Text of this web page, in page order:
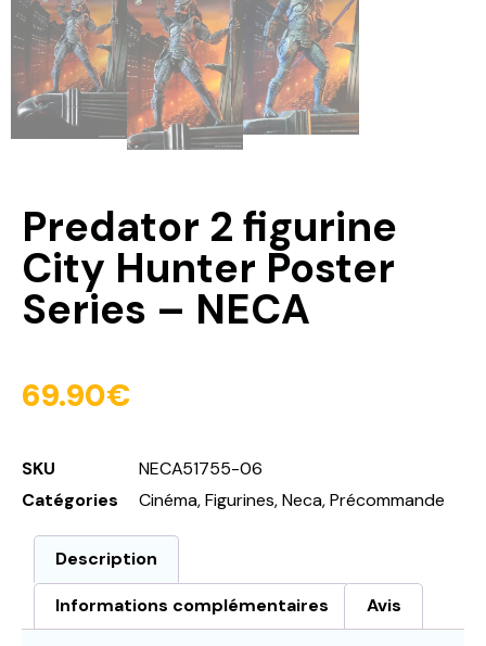
Predator 2 figurine
City Hunter Poster
Series – NECA
69.90€
SKU
NECA51755-06
Catégories
Cinéma,Figurines,Neca,Précommande
Description
Informations complémentaires Avis